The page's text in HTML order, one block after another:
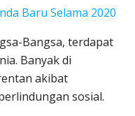
Baru Selama 2020
Bangsa, terdapat
Banyak di
akibat
sosial.